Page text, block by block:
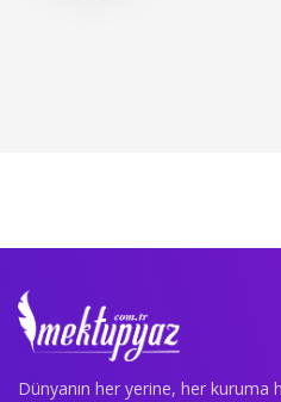
Dünyanın her yerine, her kuruma